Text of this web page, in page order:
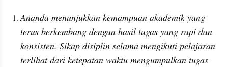
Ananda menunjukkan kemampuan akademik yang
terus berkembang dengan hasil tugas yang rapi dan
konsisten. Sikap disiplin selama mengikuti pelajaran
terlihat dari ketepatan waktu mengumpulkan tugas